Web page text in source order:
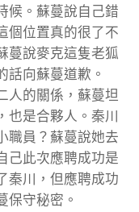
候。蘇蔓說自己錯
個位置真的很了不
蔓說麥克這隻老狐
話向蘇蔓道歉。
的關係，蘇蔓坦
也是合夥人。秦川
職員？蘇蔓說她去
己此次應聘成功是
秦川，但應聘成功
保守秘密。